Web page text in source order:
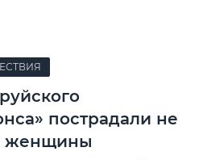
пострадали не
женщины